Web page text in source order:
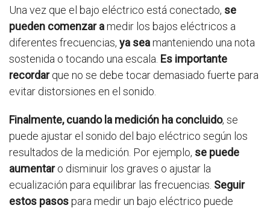
Una vez que el bajo eléctrico está conectado, se
pueden comenzar amedir los bajos eléctricos a
diferentes frecuencias, ya seamanteniendo una nota
sostenida o tocando una escala. Es importante
recordarque no se debe tocar demasiado fuerte para
evitar distorsiones en el sonido.
Finalmente, cuando la medición ha concluido, se
puede ajustar el sonido del bajo eléctrico según los
resultados de la medición. Por ejemplo, se puede
aumentaro disminuir los graves o ajustar la
ecualización para equilibrar las frecuencias. Seguir
estos pasospara medir un bajo eléctrico puede